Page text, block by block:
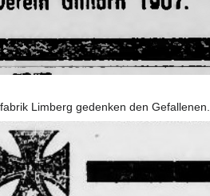
Limberg gedenken den Gefallenen.